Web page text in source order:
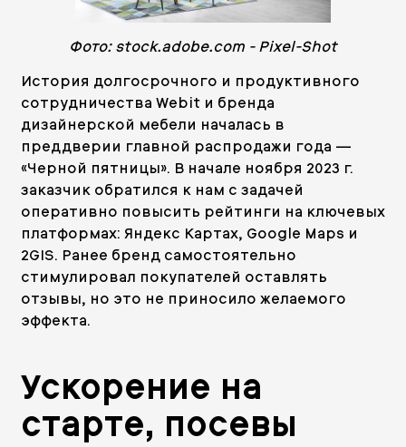
Фото: stock.adobe.com - Pixel-Shot
История долгосрочного и продуктивного
сотрудничества Webit и бренда
дизайнерской мебели началась в
преддверии главной распродажи года —
«Черной пятницы». В начале ноября 2023 г.
заказчик обратился к нам с задачей
оперативно повысить рейтинги на ключевых
платформах: Яндекс Картах, Google Maps и
2GIS. Ранее бренд самостоятельно
стимулировал покупателей оставлять
отзывы, но это не приносило желаемого
эффекта.
Ускорение на
старте, посевы